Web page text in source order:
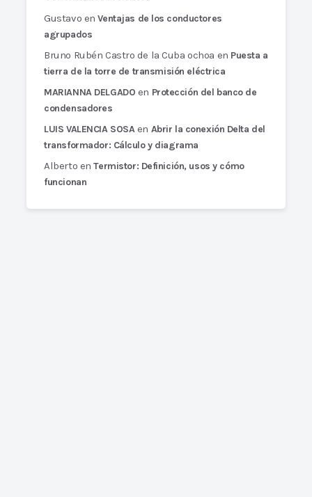
Gustavo enVentajas de los conductores
agrupados
Bruno Rubén Castro de la Cuba ochoa en Puesta a
tierra de la torre de transmisión eléctrica
MARIANNA DELGADO en Protección del banco de
condensadores
LUIS VALENCIA SOSAen Abrir la conexión Delta del
transformador: Cálculo y diagrama
Alberto enTermistor: Definición, usos y cómo
funcionan